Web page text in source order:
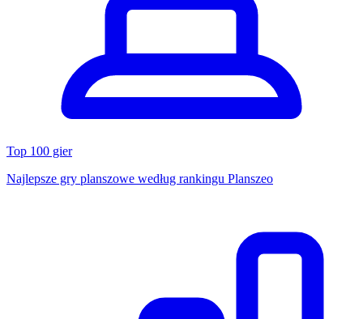
Top 100 gier
Najlepsze gry planszowe według rankingu Planszeo